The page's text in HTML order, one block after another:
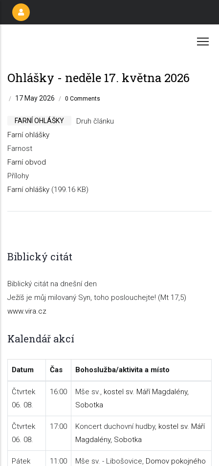
Přejít
Ohlášky - neděle 17. května 2026
/ 17 May 2026 / 0 Comments
FARNÍ OHLÁŠKY
Druh článku
Farní ohlášky
Farnost
Farní obvod
Přílohy
Farní ohlášky (199.16 KB)
Biblický citát
Biblický citát na dnešní den
Ježíš je můj milovaný Syn, toho poslouchejte! (Mt 17,5)
www.vira.cz
Kalendář akcí
Datum Čas Bohoslužba/aktivita a místo
Čtvrtek
06. 08.
16:00 Mše sv., kostel sv. Máří Magdalény,
Sobotka
Čtvrtek
06. 08.
17:00 Koncert duchovní hudby, kostel sv. Máří
Magdalény, Sobotka
Pátek
11:00 Mše sv. - Libošovice, Domov pokojného